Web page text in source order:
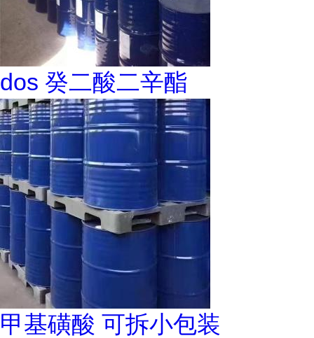
dos 癸二酸二辛酯
甲基磺酸 可拆小包装